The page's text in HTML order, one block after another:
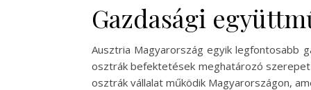
Gazdasági
Ausztria Magyarország egyik legfontosabb
osztrák befektetések meghatározó
osztrák vállalat működik Magyarországon,